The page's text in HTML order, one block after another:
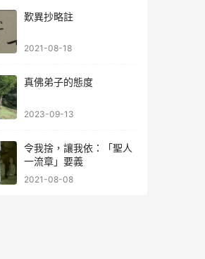
歎異抄略註
2021-08-18
真佛弟子的態度
2023-09-13
令我捨，讓我依：「聖人
一流章」要義
2021-08-08